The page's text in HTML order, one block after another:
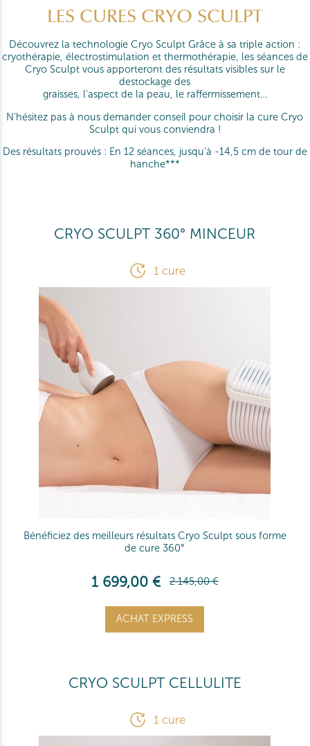
LES CURES CRYO SCULPT
Découvrez la technologie Cryo Sculpt Grâce à sa triple action :
cryothérapie, électrostimulation et thermothérapie, les séances de
Cryo Sculpt vous apporteront des résultats visibles sur le
destockage des
graisses, l’aspect de la peau, le raffermissement…
N’hésitez pas à nous demander conseil pour choisir la cure Cryo
Sculpt qui vous conviendra !
Des résultats prouvés : En 12 séances, jusqu’à -14,5 cm de tour de
hanche***
CRYO SCULPT 360° MINCEUR
1 cure
Bénéficiez des meilleurs résultats Cryo Sculpt sous forme
de cure 360°
1 699,00 € 2 145,00 €
ACHAT EXPRESS
CRYO SCULPT CELLULITE
1 cure